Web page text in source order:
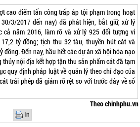
cao điểm tấn công trấp áp tội phạm trong hoạt
3/2017 đến nay) đã phát hiện, bắt giữ, xử lý
cả năm 2016, làm rõ và xử lý 925 đối tượng vi
tỷ đồng; tịch thu 32 tàu, thuyền hút cát và
Đến nay, hầu hết các dự án xã hội hóa nạo
nội địa kết hợp tận thu sản phẩm cát đã tạm
quy định pháp luật về quản lý theo chỉ đạo của
trái phép đã giảm rõ rệt so với trước đây về số
Theo chinhphu.vn
In